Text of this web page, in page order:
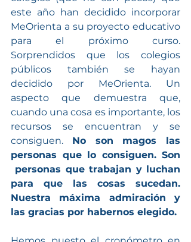
este año han decidido incorporar
MeOrienta a su proyecto educativo
para el próximo curso.
Sorprendidos que los colegios
públicos también se hayan
decidido por MeOrienta. Un
aspecto que demuestra que,
cuando una cosa es importante, los
recursos se encuentran y se
consiguen. No son magos las
personas que lo consiguen. Son
personas que trabajan y luchan
para que las cosas sucedan.
Nuestra máxima admiración y
las gracias por habernos elegido.